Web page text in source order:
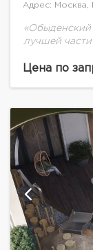
Адрес: Москва,
лучшей
Москвы.
Цена по